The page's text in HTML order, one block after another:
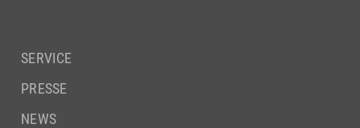
SERVICE
PRESSE
NEWS